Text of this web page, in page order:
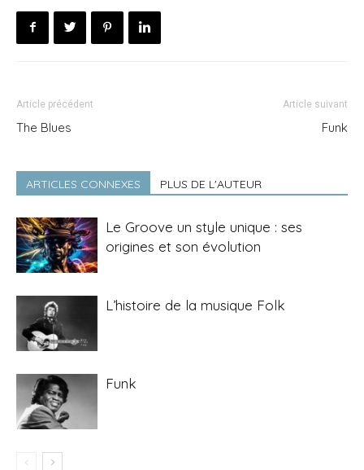
Article précédent
The Blues
Article suivant
Funk
ARTICLES CONNEXES PLUS DE L'AUTEUR
Le Groove un style unique : ses
origines et son évolution
L’histoire de la musique Folk
Funk